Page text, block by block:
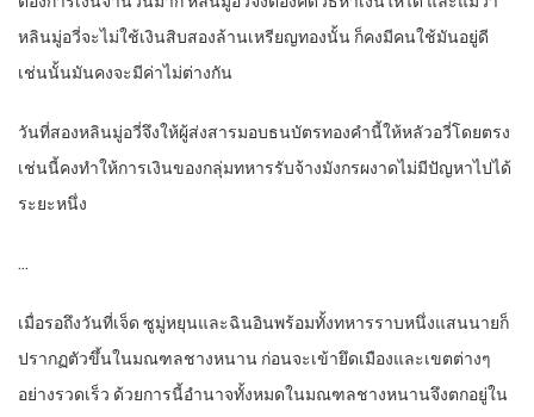
หลินมู่อวี่จะไม่ใช้เงินสิบสองล้านเหรียญทองนั้น ก็คงมีคนใช้มันอยู่ดี
เช่นนั้นมันคงจะมีค่าไม่ต่างกัน
วันที่สองหลินมู่อวี่จึงให้ผู้ส่งสารมอบธนบัตรทองคำนี้ให้หลัวอวี่โดยตรง
เช่นนี้คงทำให้การเงินของกลุ่มทหารรับจ้างมังกรผงาดไม่มีปัญหาไปได้
ระยะหนึ่ง
…
เมื่อรอถึงวันที่เจ็ด ซูมู่หยุนและฉินอินพร้อมทั้งทหารราบหนึ่งแสนนายก็
ปรากฏตัวขึ้นในมณฑลชางหนาน ก่อนจะเข้ายึดเมืองและเขตต่างๆ
อย่างรวดเร็ว ด้วยการนี้อำนาจทั้งหมดในมณฑลชางหนานจึงตกอยู่ใน